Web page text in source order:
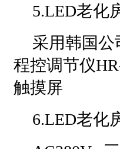
5.LED老化
采用韩国
程控调节仪
触摸屏
6.LED老化